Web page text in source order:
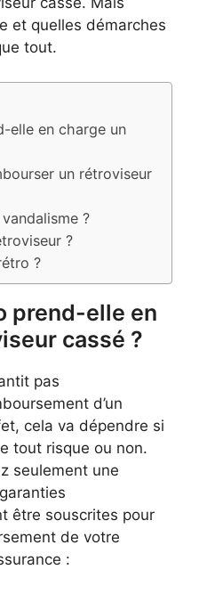
et quelles démarches
tout.
elle en charge un
un rétroviseur
?
?
?
prend-elle en
cassé ?
pas
d’un
cela va dépendre si
tout risque ou non.
seulement une
être souscrites pour
de votre
: